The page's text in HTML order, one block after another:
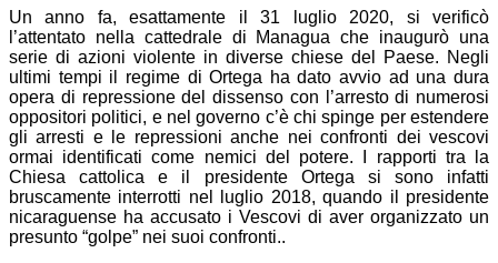
Un anno fa, esattamente il 31 luglio 2020, si verificò
l’attentato nella cattedrale di Managua che inaugurò una
serie di azioni violente in diverse chiese del Paese. Negli
ultimi tempi il regime di Ortega ha dato avvio ad una dura
opera di repressione del dissenso con l’arresto di numerosi
oppositori politici, e nel governo c’è chi spinge per estendere
gli arresti e le repressioni anche nei confronti dei vescovi
ormai identificati come nemici del potere. I rapporti tra la
Chiesa cattolica e il presidente Ortega si sono infatti
bruscamente interrotti nel luglio 2018, quando il presidente
nicaraguense ha accusato i Vescovi di aver organizzato un
presunto “golpe” nei suoi confronti..